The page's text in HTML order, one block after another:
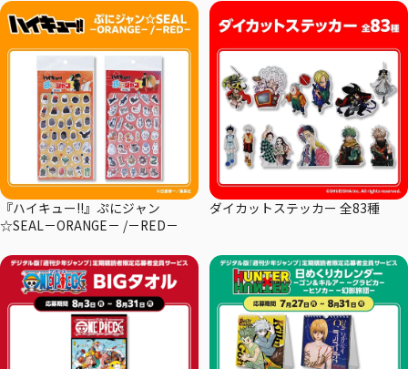
『ハイキュー!!』ぷにジャン
☆SEAL－ORANGE－ /－RED－
ダイカットステッカー 全83種